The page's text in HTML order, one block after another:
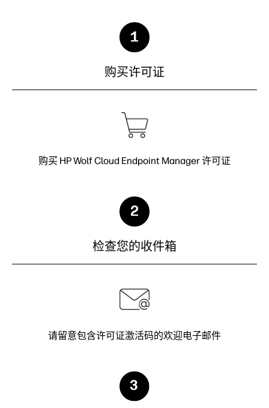
购买许可证
购买 HP Wolf Cloud Endpoint Manager 许可证
检查您的收件箱
请留意包含许可证激活码的欢迎电子邮件